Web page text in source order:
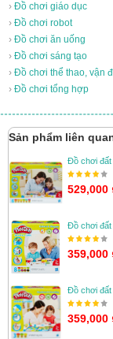
› Đồ chơi giáo dục
› Đồ chơi robot
› Đồ chơi ăn uống
› Đồ chơi sáng tạo
› Đồ chơi thể thao, vận
› Đồ chơi tổng hợp
Sản phẩm liên
Đồ chơi đất
529,000
Đồ chơi đất
359,000
Đồ chơi đất
359,000